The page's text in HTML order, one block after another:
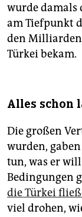
wurde damals
am Tiefpunkt
den
Türkei bekam.
Alles schon
Die großen
wurden,
tun, was er
Bedingungen
die Türkei
viel drohen,